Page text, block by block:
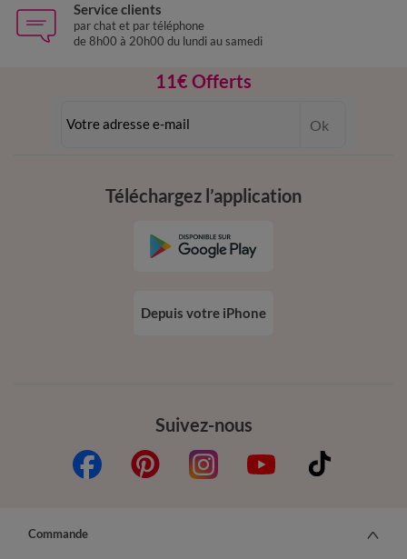
Service clients
par chat et par téléphone
de 8h00 à 20h00 du lundi au samedi
11€ Offerts
dès 20€ d’achat
Ok
Suivez-nous
Téléchargez l’application
Depuis votre iPhone
Commande